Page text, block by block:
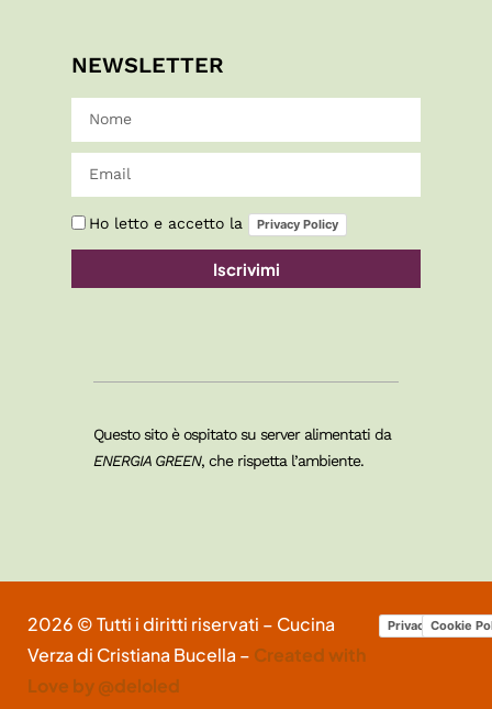
NEWSLETTER
Ho letto e accetto la Privacy Policy
Iscrivimi
Questo sito è ospitato su server alimentati da
ENERGIA GREEN, che rispetta l’ambiente.
2026 © Tutti i diritti riservati – Cucina
Verza di Cristiana Bucella – Created with
Love by @deloled
Privacy Policy
Cookie